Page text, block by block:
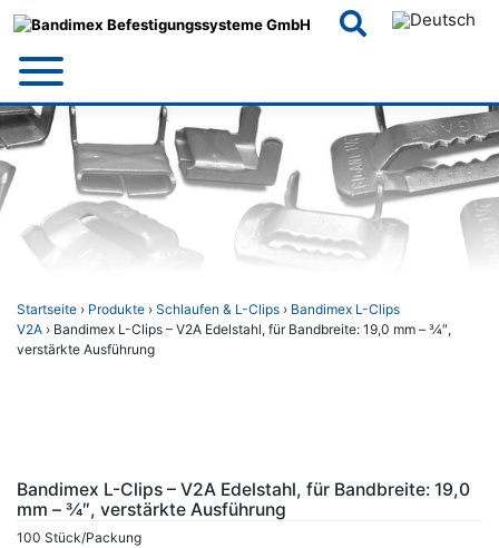
Startseite › Produkte › Schlaufen & L-Clips › Bandimex L-Clips
V2A › Bandimex L-Clips – V2A Edelstahl, für Bandbreite: 19,0 mm – 3⁄4″,
verstärkte Ausführung
Bandimex L-Clips – V2A Edelstahl, für Bandbreite: 19,0
mm – 3⁄4″, verstärkte Ausführung
100 Stück/Packung